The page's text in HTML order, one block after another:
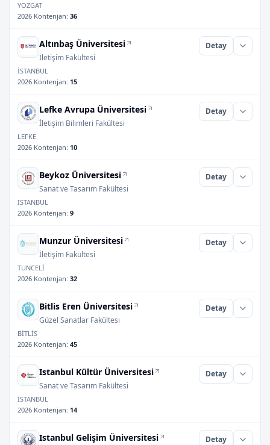
YOZGAT
2026 Kontenjan: 36
Altınbaş Üniversitesi
İletişim Fakültesi
Detay
İSTANBUL
2026 Kontenjan: 15
Lefke Avrupa Üniversitesi
İletişim Bilimleri Fakültesi
Detay
LEFKE
2026 Kontenjan: 10
Beykoz Üniversitesi
Sanat ve Tasarım Fakültesi
Detay
İSTANBUL
2026 Kontenjan: 9
Munzur Üniversitesi
İletişim Fakültesi
Detay
TUNCELİ
2026 Kontenjan: 32
Bitlis Eren Üniversitesi
Güzel Sanatlar Fakültesi
Detay
BİTLİS
2026 Kontenjan: 45
Istanbul Kültür Üniversitesi
Sanat ve Tasarım Fakültesi
Detay
İSTANBUL
2026 Kontenjan: 14
Istanbul Gelişim Üniversitesi Detay